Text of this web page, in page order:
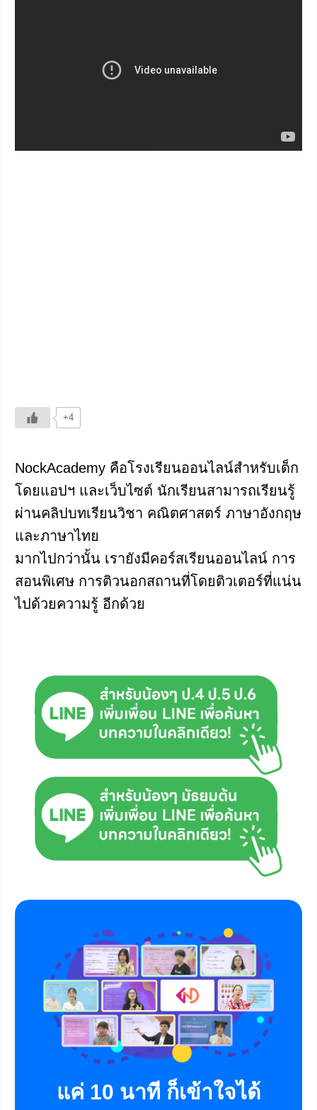
+4
NockAcademy คือโรงเรียนออนไลน์สำหรับเด็ก
โดยแอปฯ และเว็บไซต์ นักเรียนสามารถเรียนรู้
ผ่านคลิปบทเรียนวิชา คณิตศาสตร์ ภาษาอังกฤษ
และภาษาไทย
มากไปกว่านั้น เรายังมีคอร์สเรียนออนไลน์ การ
สอนพิเศษ การติวนอกสถานที่โดยติวเตอร์ที่แน่น
ไปด้วยความรู้ อีกด้วย
แค่ 10 นาที ก็เข้าใจได้